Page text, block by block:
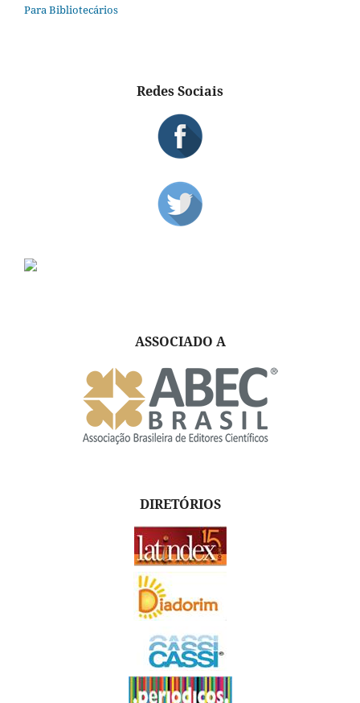
Para Bibliotecários
Redes Sociais
ASSOCIADO A
DIRETÓRIOS